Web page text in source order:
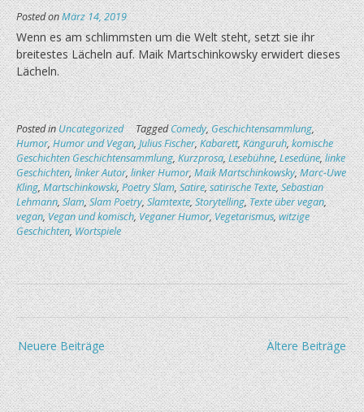
Posted onMärz 14, 2019
Wenn es am schlimmsten um die Welt steht, setzt sie ihr
breitestes Lächeln auf. Maik Martschinkowsky erwidert dieses
Lächeln.
Posted inUncategorized TaggedComedy,Geschichtensammlung,
Humor,Humor und Vegan,Julius Fischer,Kabarett,Känguruh,komische
Geschichten Geschichtensammlung,Kurzprosa,Lesebühne,Lesedüne,linke
Geschichten,linker Autor,linker Humor,Maik Martschinkowsky,Marc-Uwe
Kling,Martschinkowski,Poetry Slam,Satire,satirische Texte,Sebastian
Lehmann,Slam,Slam Poetry,Slamtexte,Storytelling,Texte über vegan,
vegan,Vegan und komisch,Veganer Humor,Vegetarismus,witzige
Geschichten,Wortspiele
Beitragsnavigation
Ältere Beiträge
Neuere Beiträge